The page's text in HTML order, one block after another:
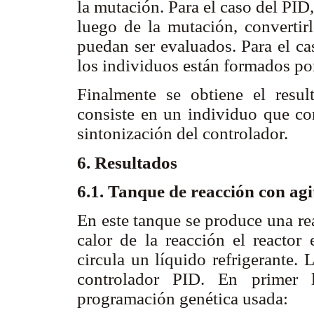
la mutación. Para el caso del
luego de la mutación,
puedan ser evaluados. Para el
los individuos están formados
Finalmente se obtiene el
consiste en un individuo que
sintonización del controlador.
6. Resultados
6.1. Tanque de reacción con
En este tanque se produce una
calor de la reacción el reactor
circula un líquido refrigerante.
controlador PID. En primer
programación genética usada: